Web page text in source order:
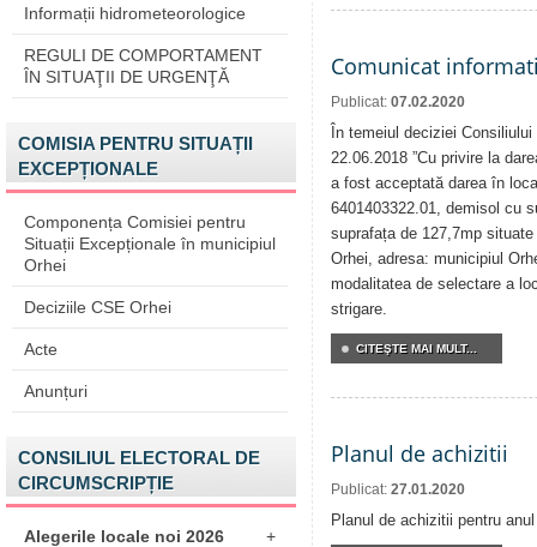
Informații hidrometeorologice
REGULI DE COMPORTAMENT
ÎN SITUAŢII DE URGENŢĂ
COMISIA PENTRU SITUAȚII
EXCEPȚIONALE
Componența Comisiei pentru
Situații Excepționale în municipiul
Orhei
Deciziile CSE Orhei
Acte
Anunțuri
CONSILIUL ELECTORAL DE
CIRCUMSCRIPȚIE
Alegerile locale noi 2026 +
Comunicat
Publicat: 07.02.2020
În temeiul deciziei
22.06.2018 ”Cu privire la
a fost acceptată darea în
6401403322.01, demisol cu
suprafața de 127,7mp
Orhei, adresa: municipiul
modalitatea de selectare a
strigare.
CITEŞTE MAI MULT...
Planul de achizitii
Publicat: 27.01.2020
Planul de achizitii pentru